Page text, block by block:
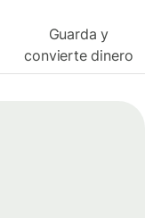
Guarda y
convierte dinero